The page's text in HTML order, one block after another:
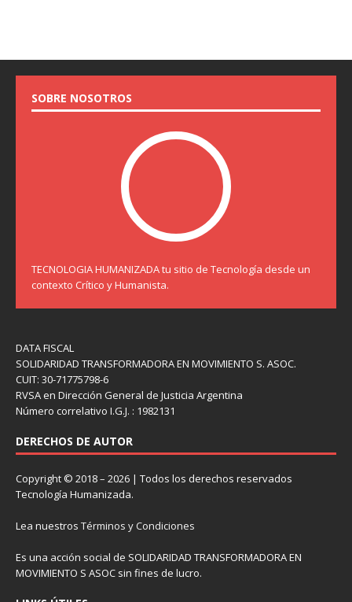
SOBRE NOSOTROS
TECNOLOGIA HUMANIZADA tu sitio de Tecnología desde un
contexto Crítico y Humanista.
DATA FISCAL
SOLIDARIDAD TRANSFORMADORA EN MOVIMIENTO S. ASOC.
CUIT: 30-71775798-6
RVSA en Dirección General de Justicia Argentina
Número correlativo I.G.J. : 1982131
DERECHOS DE AUTOR
Copyright © 2018 – 2026 | Todos los derechos reservados
Tecnología Humanizada.
Lea nuestros Términos y Condiciones
Es una acción social de SOLIDARIDAD TRANSFORMADORA EN
MOVIMIENTO S ASOC sin fines de lucro.